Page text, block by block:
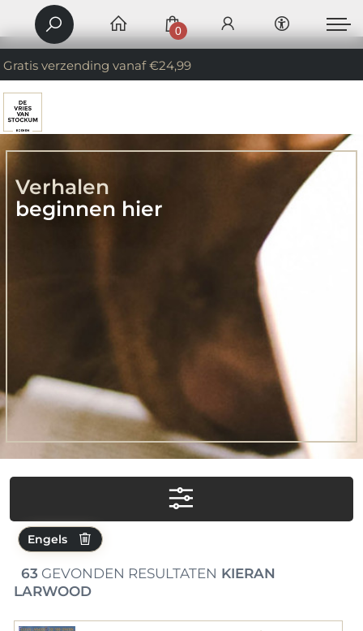
Gratis verzending vanaf €24,99
0
Verhalen
beginnen hier
Engels
63GEVONDEN RESULTATEN KIERAN
LARWOOD